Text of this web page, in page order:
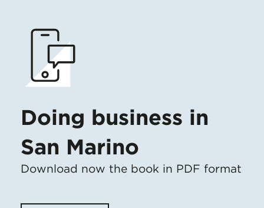
Doing business in
San Marino
Download now the book in PDF format